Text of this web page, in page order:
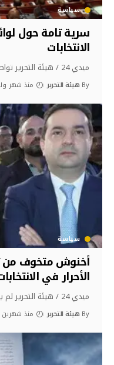
سياسة
سرية تامة حول
الانتخابات
ميدي 24 / هيئة التحرير تواصل قيادات عدد
By هيئة التحرير منذ شهر
سياسة
أخنوش متخوف
الأحرار في
ميدي 24 / هيئة التحرير لم يعد حزب
By هيئة التحرير منذ شهرين